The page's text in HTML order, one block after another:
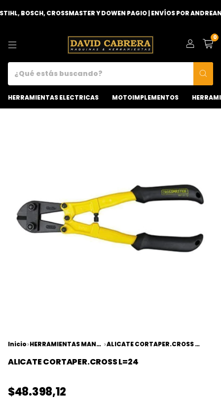
BOSCH, CROSSMASTER Y DOWEN PAGIO | ENVÍOS POR ANDREANI
0
HERRAMIENTAS ELECTRICAS MOTOIMPLEMENTOS
Inicio> HERRAMIENTAS MANUALES > ALICATE CORTAPER.CROSS L=24
ALICATE CORTAPER.CROSS L=24
$48.398,12